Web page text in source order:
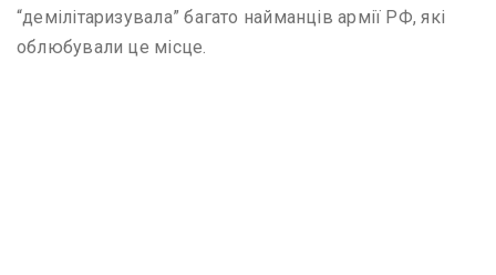
“демілітаризувала” багато найманців армії РФ, які
облюбували це місце.